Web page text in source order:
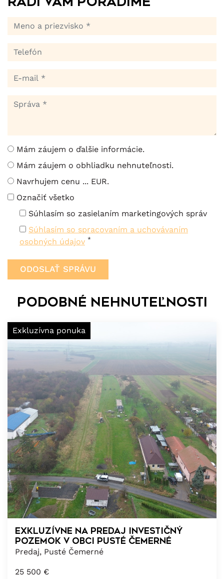
Mám záujem o ďalšie informácie.
Mám záujem o obhliadku nehnuteľnosti.
Navrhujem cenu ... EUR.
Označiť všetko
Súhlasím so zasielaním marketingových správ
Súhlasím so spracovaním a uchovávaním
osobných údajov *
Podobné nehnuteľnosti
Exkluzívna ponuka
Exkluzívne na predaj Investičný
pozemok v obci Pusté Čemerné
Predaj, Pusté Čemerné
25 500 €